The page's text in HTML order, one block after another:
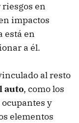
en
impactos
está en
a él.
al resto
auto, como los
y
elementos